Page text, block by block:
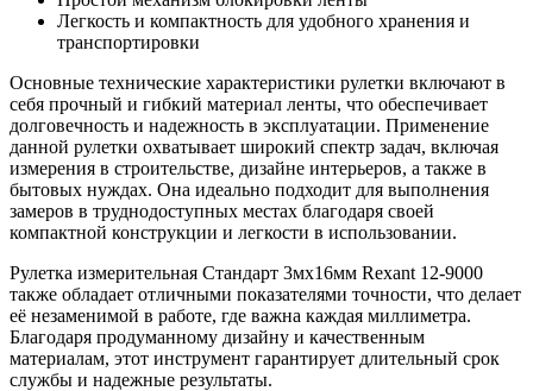
Легкость и компактность для удобного хранения и
транспортировки
Основные технические характеристики рулетки включают в
себя прочный и гибкий материал ленты, что обеспечивает
долговечность и надежность в эксплуатации. Применение
данной рулетки охватывает широкий спектр задач, включая
измерения в строительстве, дизайне интерьеров, а также в
бытовых нуждах. Она идеально подходит для выполнения
замеров в труднодоступных местах благодаря своей
компактной конструкции и легкости в использовании.
Рулетка измерительная Стандарт 3мх16мм Rexant 12-9000
также обладает отличными показателями точности, что делает
её незаменимой в работе, где важна каждая миллиметра.
Благодаря продуманному дизайну и качественным
материалам, этот инструмент гарантирует длительный срок
службы и надежные результаты.